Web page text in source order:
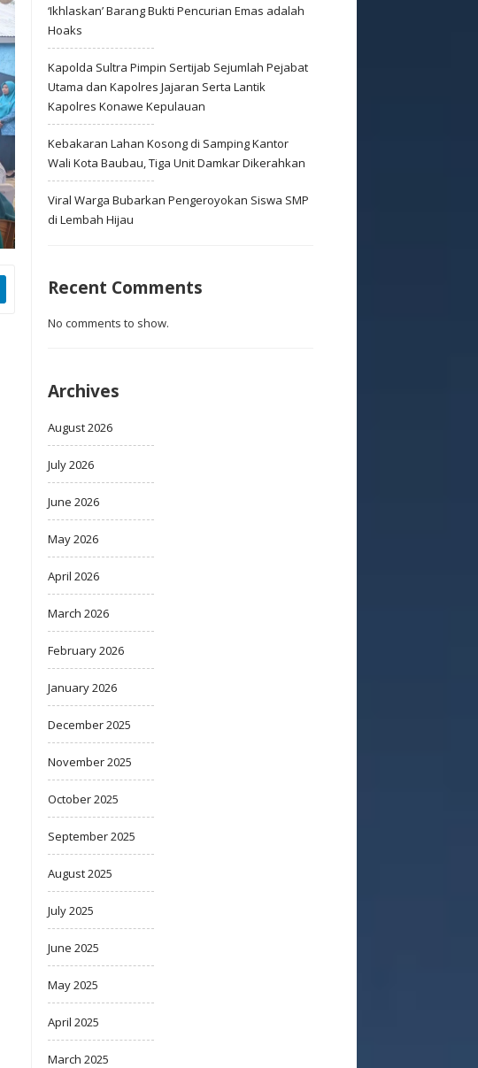
‘Ikhlaskan’ Barang Bukti Pencurian Emas adalah
Hoaks
Kapolda Sultra Pimpin Sertijab Sejumlah Pejabat
Utama dan Kapolres Jajaran Serta Lantik
Kapolres Konawe Kepulauan
Kebakaran Lahan Kosong di Samping Kantor
Wali Kota Baubau, Tiga Unit Damkar Dikerahkan
Viral Warga Bubarkan Pengeroyokan Siswa SMP
di Lembah Hijau
Recent Comments
No comments to show.
Archives
August 2026
July 2026
June 2026
May 2026
April 2026
March 2026
February 2026
January 2026
December 2025
November 2025
October 2025
September 2025
August 2025
July 2025
June 2025
May 2025
April 2025
March 2025